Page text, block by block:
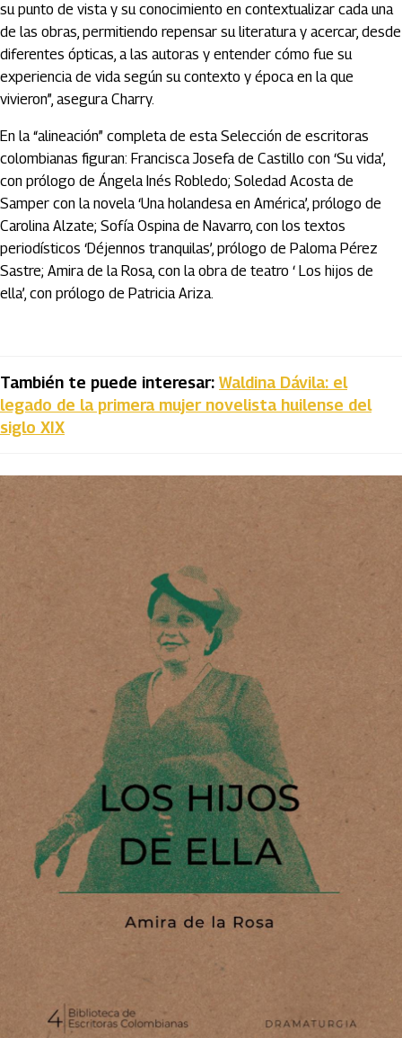
su punto de vista y su conocimiento en contextualizar cada una
de las obras, permitiendo repensar su literatura y acercar, desde
diferentes ópticas, a las autoras y entender cómo fue su
experiencia de vida según su contexto y época en la que
vivieron”, asegura Charry.
En la “alineación” completa de esta Selección de escritoras
colombianas figuran: Francisca Josefa de Castillo con ‘Su vida’,
con prólogo de Ángela Inés Robledo; Soledad Acosta de
Samper con la novela ‘Una holandesa en América’, prólogo de
Carolina Alzate; Sofía Ospina de Navarro, con los textos
periodísticos ‘Déjennos tranquilas’, prólogo de Paloma Pérez
Sastre; Amira de la Rosa, con la obra de teatro ‘ Los hijos de
ella’, con prólogo de Patricia Ariza.
También te puede interesar: Waldina Dávila: el
legado de la primera mujer novelista huilense del
siglo XIX